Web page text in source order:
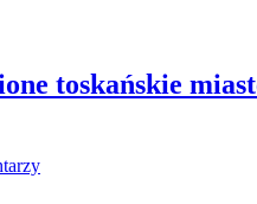
toskańskie